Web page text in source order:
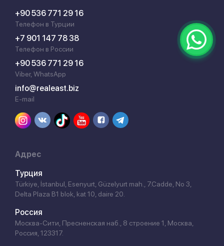
+90 536 771 29 16
Телефон в Турции
+7 901 147 78 38
Телефон в России
+90 536 771 29 16
Viber, WhatsApp
info@realeast.biz
E-mail
Адрес
Турция
Türkiye, İstanbul, Esenyurt, Güzelyurt mah., 7.Cadde, No 3,
Delta Plaza B1 blok, kat 10, daire 20.
Россия
Москва-Сити, Пресненская наб., 8 строение 1, Москва,
Россия, 123317.